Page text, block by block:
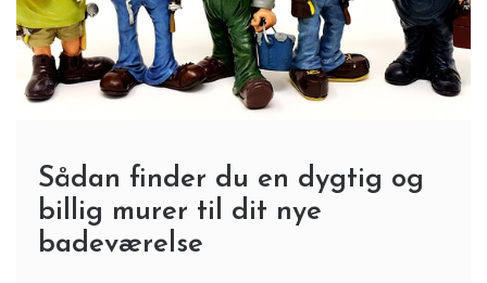
Sådan finder du en dygtig og
billig murer til dit nye
badeværelse